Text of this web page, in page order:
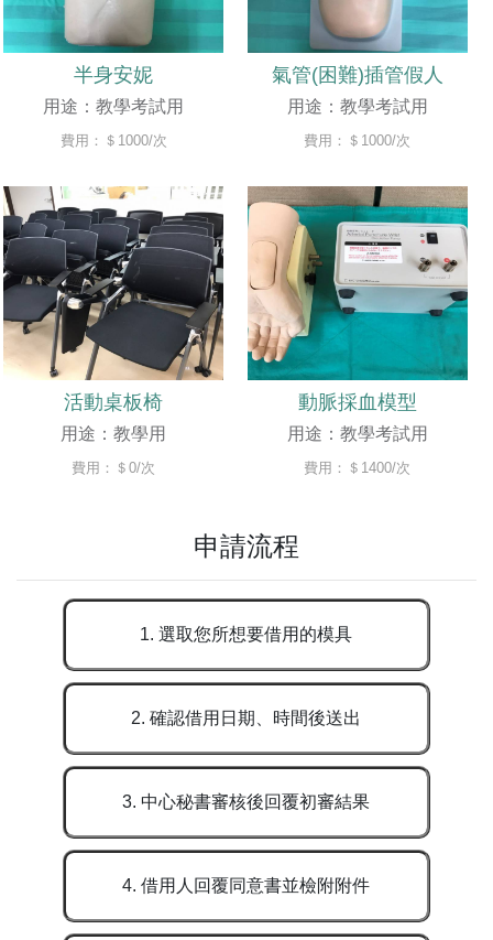
半身安妮
用途：教學考試用
費用：＄1000/次
氣管(困難)插管假人
用途：教學考試用
費用：＄1000/次
活動桌板椅
用途：教學用
費用：＄0/次
動脈採血模型
用途：教學考試用
費用：＄1400/次
申請流程
1. 選取您所想要借用的模具
2. 確認借用日期、時間後送出
3. 中心秘書審核後回覆初審結果
4. 借用人回覆同意書並檢附附件